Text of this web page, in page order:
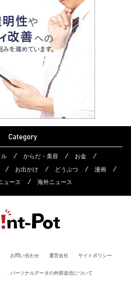
Category
ル からだ・美容
お金
お出かけ どうぶつ
漫画
ュース 海外ニュース
お問い合わせ 運営会社 サイトポリシー
パーソナルデータの外部送信について